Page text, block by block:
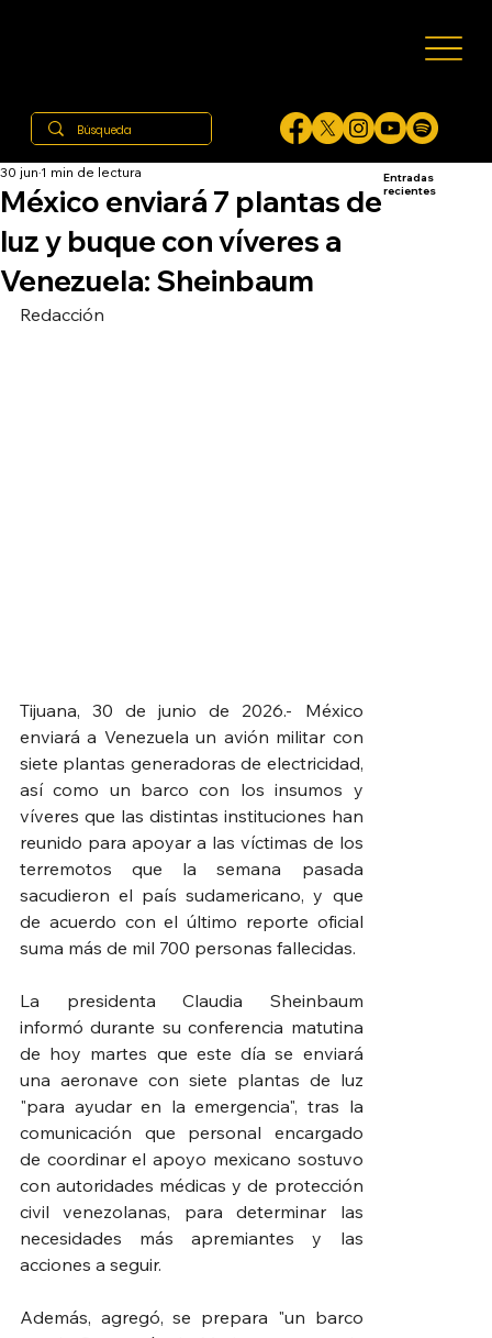
México enviará 7 plantas de
luz y buque con víveres a
Venezuela: Sheinbaum
30 jun 1 min de lectura
Redacción
Tijuana, 30 de junio de 2026.- México
enviará a Venezuela un avión militar con
siete plantas generadoras de electricidad,
así como un barco con los insumos y
víveres que las distintas instituciones han
reunido para apoyar a las víctimas de los
terremotos que la semana pasada
sacudieron el país sudamericano, y que
de acuerdo con el último reporte oficial
suma más de mil 700 personas fallecidas.
La presidenta Claudia Sheinbaum
informó durante su conferencia matutina
de hoy martes que este día se enviará
una aeronave con siete plantas de luz
"para ayudar en la emergencia", tras la
comunicación que personal encargado
de coordinar el apoyo mexicano sostuvo
con autoridades médicas y de protección
civil venezolanas, para determinar las
necesidades más apremiantes y las
acciones a seguir.
Además, agregó, se prepara "un barco
Entradas
recientes